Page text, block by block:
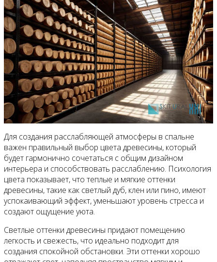
Для создания расслабляющей атмосферы в спальне
важен правильный выбор цвета древесины, который
будет гармонично сочетаться с общим дизайном
интерьера и способствовать расслаблению. Психология
цвета показывает, что теплые и мягкие оттенки
древесины, такие как светлый дуб, клен или пино, имеют
успокаивающий эффект, уменьшают уровень стресса и
создают ощущение уюта.
Светлые оттенки древесины придают помещению
легкость и свежесть, что идеально подходит для
создания спокойной обстановки. Эти оттенки хорошо